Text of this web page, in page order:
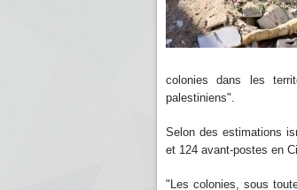
colonies dans les
palestiniens".
Selon des estimations
et 124 avant-postes en
"Les colonies, sous